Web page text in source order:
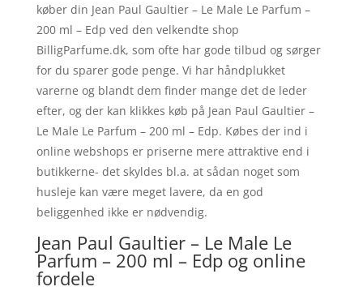
køber din Jean Paul Gaultier – Le Male Le Parfum –
200 ml – Edp ved den velkendte shop
BilligParfume.dk, som ofte har gode tilbud og sørger
for du sparer gode penge. Vi har håndplukket
varerne og blandt dem finder mange det de leder
efter, og der kan klikkes køb på Jean Paul Gaultier –
Le Male Le Parfum – 200 ml – Edp. Købes der ind i
online webshops er priserne mere attraktive end i
butikkerne- det skyldes bl.a. at sådan noget som
husleje kan være meget lavere, da en god
beliggenhed ikke er nødvendig.
Jean Paul Gaultier – Le Male Le
Parfum – 200 ml – Edp og online
fordele